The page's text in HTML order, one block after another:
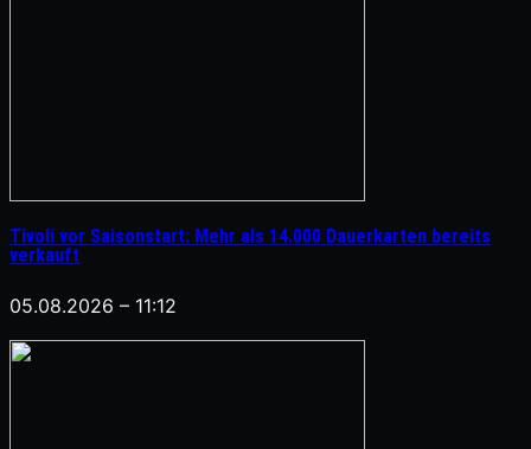
Tivoli vor Saisonstart: Mehr als 14.000 Dauerkarten bereits
verkauft
05.08.2026 – 11:12